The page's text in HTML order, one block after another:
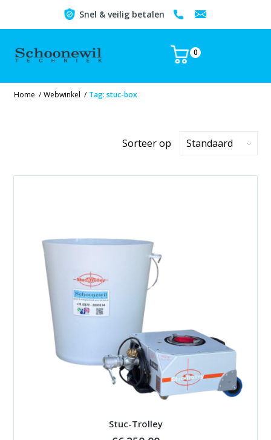
Snel & veilig betalen
0
Home / Webwinkel / Tag: stuc-box
Sorteer op Standaard
Stuc-Trolley